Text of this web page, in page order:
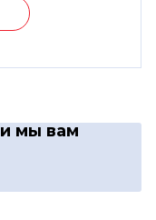
и мы вам